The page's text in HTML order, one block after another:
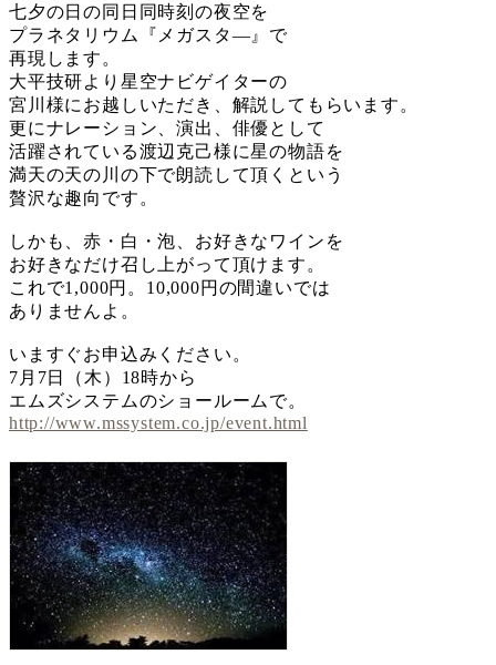
七夕の日の同日同時刻の夜空を
プラネタリウム『メガスタ―』で
再現します。
大平技研より星空ナビゲイターの
宮川様にお越しいただき、解説してもらいます。
更にナレーション、演出、俳優として
活躍されている渡辺克己様に星の物語を
満天の天の川の下で朗読して頂くという
贅沢な趣向です。
しかも、赤・白・泡、お好きなワインを
お好きなだけ召し上がって頂けます。
これで1,000円。10,000円の間違いでは
ありませんよ。
いますぐお申込みください。
7月7日（木）18時から
エムズシステムのショールームで。
http://www.mssystem.co.jp/event.html